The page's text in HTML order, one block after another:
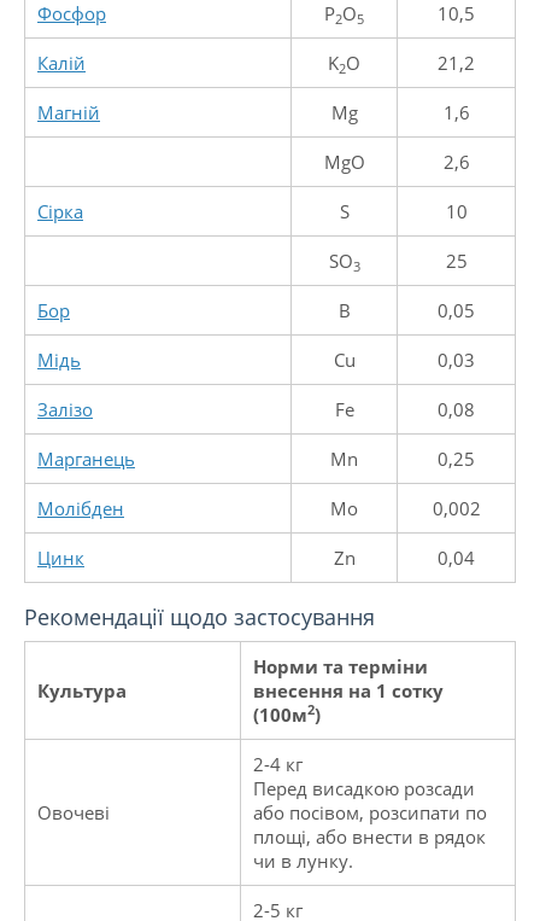
Фосфор P2O5 10,5
Калiй K2O 21,2
Магнiй Mg 1,6
MgO 2,6
Сірка S 10
SO3 25
Бор B 0,05
Мідь Cu 0,03
Залізо Fe 0,08
Марганець Mn 0,25
Молібден Mo 0,002
Цинк Zn 0,04
Рекомендації щодо застосування
Культура
Норми та терміни
внесення на 1 сотку
(100м2)
Овочеві
2-4 кг
Перед висадкою розсади
або посівом, розсипати по
площі, або внести в рядок
чи в лунку.
2-5 кг